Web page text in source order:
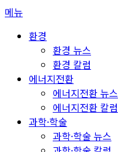
콘
메뉴
환경
환경 뉴스
환경 칼럼
에너지전환
에너지전환 뉴스
에너지전환 칼럼
과학·학술
과학·학술 뉴스